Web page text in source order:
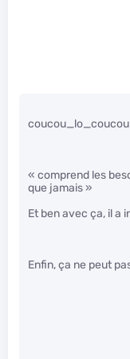
« comprend les
que jamais »
Et ben avec ça, il a
Enfin, ça ne peut